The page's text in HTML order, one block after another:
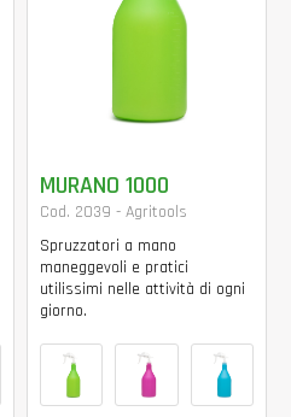
MURANO 1000
Cod. 2039 - Agritools
Spruzzatori a mano
maneggevoli e pratici
utilissimi nelle attività di ogni
giorno.